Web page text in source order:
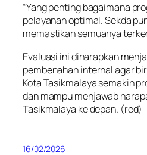
“Yang penting bagaimana
pelayanan optimal. Sekda
memastikan semuanya
Evaluasi ini diharapkan
pembenahan internal agar
Kota Tasikmalaya semakin
dan mampu menjawab
Tasikmalaya ke depan. (red)
16/02/2026